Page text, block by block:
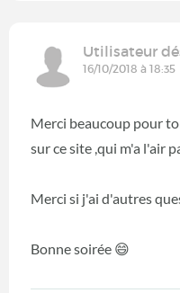
Utilisateur
16/10/2018 à 18:35
Merci beaucoup pour
sur ce site ,qui m'a l'air
Merci si j'ai d'autres
Bonne soirée 😄